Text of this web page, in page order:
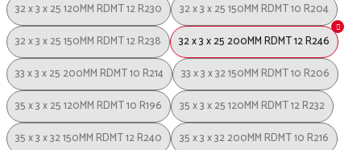
32 x 3 x 25 120MM RDMT 12 R230
32 x 3 x 25 150MM RDMT 10 R204
32 x 3 x 25 150MM RDMT 12 R238
32 x 3 x 25 200MM RDMT 12 R246
33 x 3 x 25 200MM RDMT 10 R214
33 x 3 x 32 150MM RDMT 10 R206
35 x 3 x 25 120MM RDMT 10 R196
35 x 3 x 25 120MM RDMT 12 R232
35 x 3 x 32 150MM RDMT 12 R240
35 x 3 x 32 200MM RDMT 10 R216